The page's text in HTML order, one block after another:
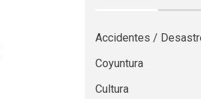
Accidentes /
Coyuntura
Cultura